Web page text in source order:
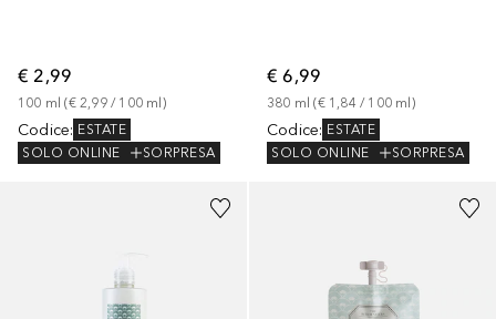
€ 2,99
100 ml (€ 2,99 / 100 ml)
Codice: ESTATE
SOLO ONLINE
SORPRESA
€ 6,99
380 ml (€ 1,84 / 100 ml)
Codice: ESTATE
SOLO ONLINE
SORPRESA